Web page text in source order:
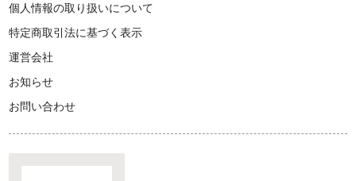
個人情報の取り扱いについて
特定商取引法に基づく表示
運営会社
お知らせ
お問い合わせ